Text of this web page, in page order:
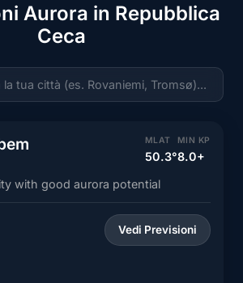
Aurora in Repubblica
Ceca
città (es. Rovaniemi, Tromsø)...
MLAT
50.3°
MIN KP
8.0+
with good aurora potential
Vedi Previsioni